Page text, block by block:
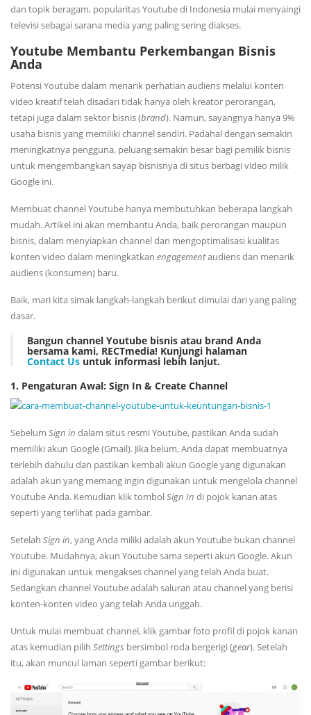
dan topik beragam, popularitas Youtube di Indonesia mulai menyaingi
televisi sebagai sarana media yang paling sering diakses.
Youtube Membantu Perkembangan Bisnis
Anda
Potensi Youtube dalam menarik perhatian audiens melalui konten
video kreatif telah disadari tidak hanya oleh kreator perorangan,
tetapi juga dalam sektor bisnis (brand). Namun, sayangnya hanya 9%
usaha bisnis yang memiliki channel sendiri. Padahal dengan semakin
meningkatnya pengguna, peluang semakin besar bagi pemilik bisnis
untuk mengembangkan sayap bisnisnya di situs berbagi video milik
Google ini.
Membuat channel Youtube hanya membutuhkan beberapa langkah
mudah. Artikel ini akan membantu Anda, baik perorangan maupun
bisnis, dalam menyiapkan channel dan mengoptimalisasi kualitas
konten video dalam meningkatkan engagementaudiens dan menarik
audiens (konsumen) baru.
Baik, mari kita simak langkah-langkah berikut dimulai dari yang paling
dasar.
Bangun channel Youtube bisnis atau brand Anda
bersama kami, RECTmedia! Kunjungi halaman
Contact Us untuk informasi lebih lanjut.
1. Pengaturan Awal: Sign In & Create Channel
Sebelum Sign in dalam situs resmi Youtube, pastikan Anda sudah
memiliki akun Google (Gmail). Jika belum, Anda dapat membuatnya
terlebih dahulu dan pastikan kembali akun Google yang digunakan
adalah akun yang memang ingin digunakan untuk mengelola channel
Youtube Anda. Kemudian klik tombolSign In di pojok kanan atas
seperti yang terlihat pada gambar.
Setelah Sign in, yang Anda miliki adalah akun Youtube bukan channel
Youtube. Mudahnya, akun Youtube sama seperti akun Google. Akun
ini digunakan untuk mengakses channel yang telah Anda buat.
Sedangkan channel Youtube adalah saluran atau channel yang berisi
konten-konten video yang telah Anda unggah.
Untuk mulai membuat channel, klik gambar foto profil di pojok kanan
atas kemudian pilih Settings bersimbol roda bergerigi (gear). Setelah
itu, akan muncul laman seperti gambar berikut: